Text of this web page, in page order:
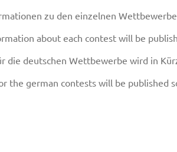
zu den einzelnen
about each contest will be
die deutschen Wettbewerbe wird in
the german contests will be published